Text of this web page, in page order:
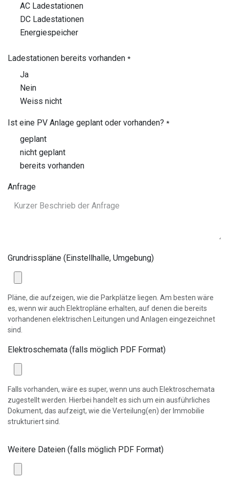
AC Ladestationen
DC Ladestationen
Energiespeicher
Ladestationen bereits vorhanden *
Ja
Nein
Weiss nicht
Ist eine PV Anlage geplant oder vorhanden? *
geplant
nicht geplant
bereits vorhanden
Anfrage
Grundrisspläne (Einstellhalle, Umgebung)
Pläne, die aufzeigen, wie die Parkplätze liegen. Am besten wäre
es, wenn wir auch Elektropläne erhalten, auf denen die bereits
vorhandenen elektrischen Leitungen und Anlagen eingezeichnet
sind.
Elektroschemata (falls möglich PDF Format)
Falls vorhanden, wäre es super, wenn uns auch Elektroschemata
zugestellt werden. Hierbei handelt es sich um ein ausführliches
Dokument, das aufzeigt, wie die Verteilung(en) der Immobilie
strukturiert sind.
Weitere Dateien (falls möglich PDF Format)